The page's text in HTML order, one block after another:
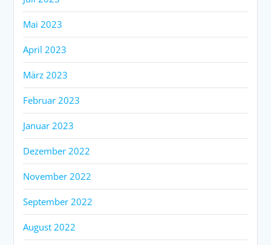
Mai 2023
April 2023
März 2023
Februar 2023
Januar 2023
Dezember 2022
November 2022
September 2022
August 2022